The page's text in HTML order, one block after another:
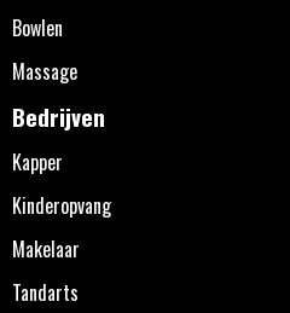
Bowlen
Massage
Bedrijven
Kapper
Kinderopvang
Makelaar
Tandarts